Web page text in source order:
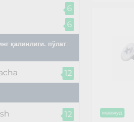
6
6
қалинлиги. пўлат
12
12 мавжуд